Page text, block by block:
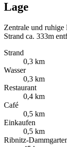
Lage
Zentrale und ruhige
Strand ca. 333m
Strand
0,3 km
Wasser
0,3 km
Restaurant
0,4 km
Café
0,5 km
Einkaufen
0,5 km
Ribnitz-